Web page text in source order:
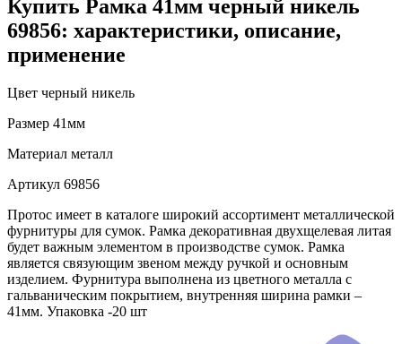
Купить Рамка 41мм черный никель
69856: характеристики, описание,
применение
Цвет черный никель
Размер 41мм
Материал металл
Артикул 69856
Протос имеет в каталоге широкий ассортимент металлической
фурнитуры для сумок. Рамка декоративная двухщелевая литая
будет важным элементом в производстве сумок. Рамка
является связующим звеном между ручкой и основным
изделием. Фурнитура выполнена из цветного металла с
гальваническим покрытием, внутренняя ширина рамки –
41мм. Упаковка -20 шт